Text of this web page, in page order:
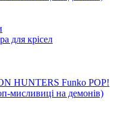
для крісел